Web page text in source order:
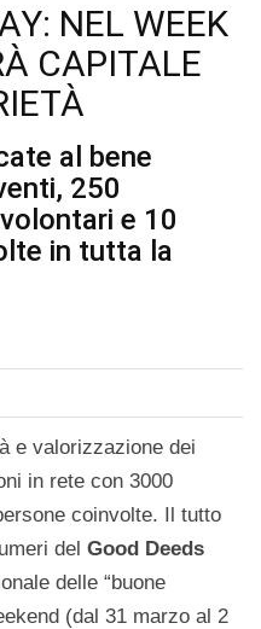
NEL WEEK
CAPITALE
al bene
250
e 10
in tutta la
e valorizzazione dei
in rete con 3000
coinvolte. Il tutto
del Good Deeds
delle “buone
(dal 31 marzo al 2